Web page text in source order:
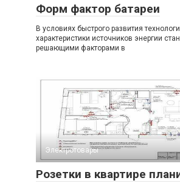
Форм фактор батареи
В условиях быстрого развития
характеристики источников энергии
решающими факторами в
Электротовары
Розетки в квартире